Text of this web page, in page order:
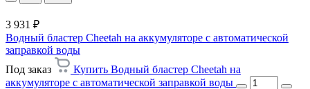
3 931 ₽
Водный бластер Cheetah на аккумуляторе с автоматической
заправкой воды
Под заказ
Купить Водный бластер Cheetah на
аккумуляторе с автоматической заправкой воды